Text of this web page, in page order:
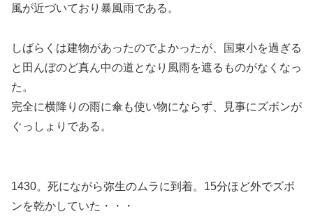
風が近づいており暴風雨である。
しばらくは建物があったのでよかったが、国東小を過ぎる
と田んぼのど真ん中の道となり風雨を遮るものがなくなっ
た。
完全に横降りの雨に傘も使い物にならず、見事にズボンが
ぐっしょりである。
1430。死にながら弥生のムラに到着。15分ほど外でズボ
ンを乾かしていた・・・